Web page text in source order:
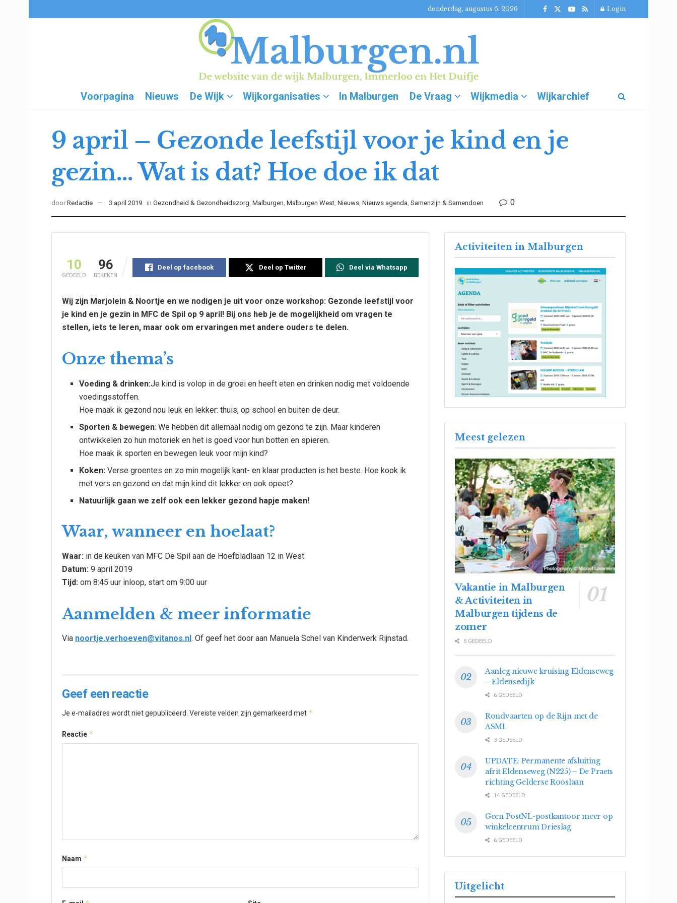
donderdag, augustus 6, 2026 Login
Voorpagina Nieuws De Wijk Wijkorganisaties In Malburgen De Vraag Wijkmedia Wijkarchief
9 april – Gezonde leefstijl voor je kind en je
gezin… Wat is dat? Hoe doe ik dat
door Redactie 3 april 2019 in Gezondheid & Gezondheidszorg, Malburgen, Malburgen West, Nieuws, Nieuws agenda, Samenzijn & Samendoen 0
10
GEDEELD
96
BEKEKEN
Deel op facebook Deel op Twitter Deel via Whatsapp
Wij zijn Marjolein & Noortje en we nodigen je uit voor onze workshop: Gezonde leefstijl voor
je kind en je gezin in MFC de Spil op 9 april! Bij ons heb je de mogelijkheid om vragen te
stellen, iets te leren, maar ook om ervaringen met andere ouders te delen.
Onze thema’s
Voeding & drinken:Je kind is volop in de groei en heeft eten en drinken nodig met voldoende
voedingsstoffen.
Hoe maak ik gezond nou leuk en lekker: thuis, op school en buiten de deur.
Sporten & bewegen: We hebben dit allemaal nodig om gezond te zijn. Maar kinderen
ontwikkelen zo hun motoriek en het is goed voor hun botten en spieren.
Hoe maak ik sporten en bewegen leuk voor mijn kind?
Koken: Verse groentes en zo min mogelijk kant- en klaar producten is het beste. Hoe kook ik
met vers en gezond en dat mijn kind dit lekker en ook opeet?
Natuurlijk gaan we zelf ook een lekker gezond hapje maken!
Waar, wanneer en hoelaat?
Waar: in de keuken van MFC De Spil aan de Hoefbladlaan 12 in West
Datum: 9 april 2019
Tijd: om 8:45 uur inloop, start om 9:00 uur
Aanmelden & meer informatie
Via noortje.verhoeven@vitanos.nl. Of geef het door aan Manuela Schel van Kinderwerk Rijnstad.
Geef een reactie
Je e-mailadres wordt niet gepubliceerd. Vereiste velden zijn gemarkeerd met *
Reactie *
Naam *
Activiteiten in Malburgen
Meest gelezen
Vakantie in Malburgen
& Activiteiten in
Malburgen tijdens de
zomer
5 GEDEELD
Aanleg nieuwe kruising Eldenseweg
– Eldensedijk
6 GEDEELD
Rondvaarten op de Rijn met de
ASM1
3 GEDEELD
UPDATE: Permanente afsluiting
afrit Eldenseweg (N225) – De Praets
richting Gelderse Rooslaan
14 GEDEELD
Geen PostNL-postkantoor meer op
winkelcentrum Drieslag
6 GEDEELD
Uitgelicht